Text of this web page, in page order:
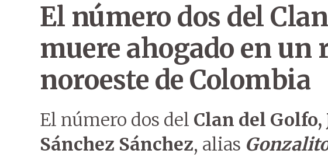
El número dos del
muere ahogado en un
noroeste de Colombia
El número dos del Clan del Golfo,
Sánchez Sánchez, alias